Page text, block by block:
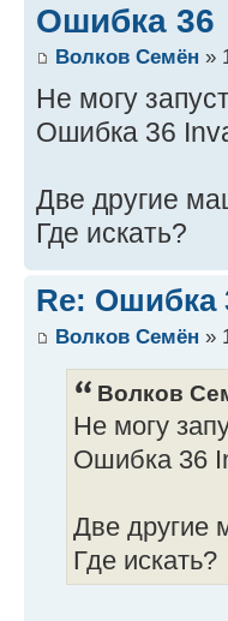
Ошибка 36
Волков Семён »
Не могу
Ошибка 36
Две другие
Где искать?
Re: Ошибка
Волков Семён »
Волков
Не могу
Ошибка 36
Две другие
Где искать?